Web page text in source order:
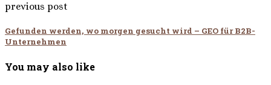
previous post
Gefunden werden, wo morgen gesucht wird – GEO für B2B-
Unternehmen
You may also like